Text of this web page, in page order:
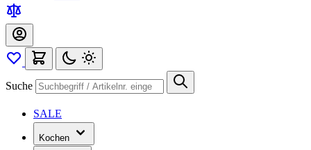
Suche
SALE
Kochen